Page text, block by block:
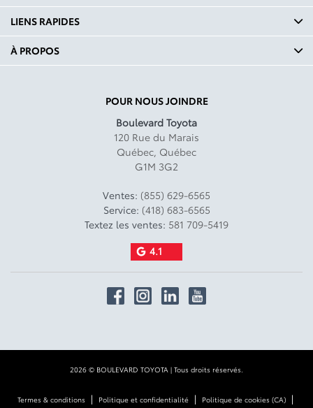
POUR NOUS JOINDRE
Boulevard Toyota
120 Rue du Marais
Québec, Québec
G1M 3G2
Ventes: (855) 629-6565
Service: (418) 683-6565
Textez les ventes: 581 709-5419
4.1
LIENS RAPIDES
À PROPOS
2026 © BOULEVARD TOYOTA | Tous droits réservés.
Termes & conditions| Politique et confidentialité| Politique de cookies (CA)|